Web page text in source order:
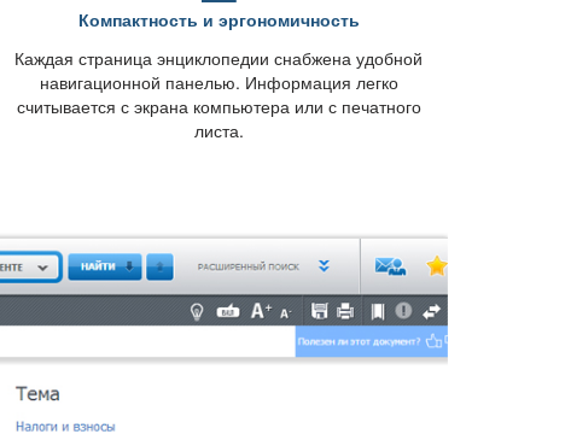
Компактность и эргономичность
Каждая страница энциклопедии снабжена удобной
навигационной панелью. Информация легко
считывается с экрана компьютера или с печатного
листа.